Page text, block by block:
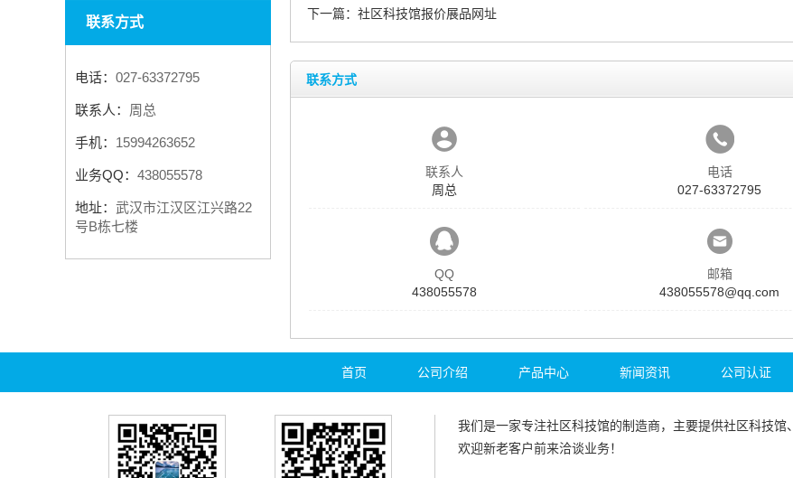
联系方式
电话： 027-63372795
联系人： 周总
手机： 15994263652
业务QQ： 438055578
地址： 武汉市江汉区江兴路22
号B栋七楼
下一篇： 社区科技馆报价展品网址
联系方式
联系人
周总
电话
027-63372795
QQ
438055578
邮箱
438055578@qq.com
首页 公司介绍 产品中心 新闻资讯 公司认证
我们是一家专注社区科技馆的制造商，主要提供社区科技馆、
欢迎新老客户前来洽谈业务！